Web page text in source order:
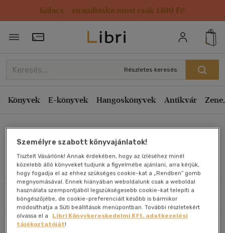
Kulacs / strandtáska most csak 1499 Ft!
Törzsvásárlói Kártya adatai
Részletes keresés
Könyvek E-könyvek Hangoskönyvek Antikvár
Művei
Szűrés Rendezés
Rendezés
Kiadás éve szerint csökkenő
Ár szerint csökkenő
Eladott darabszám szerint csökkenő
Eladott darabszám szerint növekvő
Cím szerint A-Z
Szerző szerint A-Z
Megjelenítés
20 db / oldal
Személyre szabott könyvajánlatok!
Tisztelt Vásárlónk! Annak érdekében, hogy az ízléséhez minél
közelebb álló könyveket tudjunk a figyelmébe ajánlani, arra kérjük,
hogy fogadja el az ehhez szükséges cookie-kat a „Rendben” gomb
megnyomásával. Ennek hiányában weboldalunk csak a weboldal
használata szempontjából legszükségesebb cookie-kat telepíti a
böngészőjébe, de cookie-preferenciáit később is bármikor
módosíthatja a Süti beállítások menüpontban. További részletekért
olvassa el a
Libri Könyvkereskedelmi Kft. adatkezelési
tájékoztatóját!